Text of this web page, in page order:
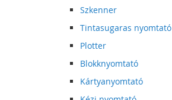
Szkenner
Tintasugaras nyomtató
Plotter
Blokknyomtató
Kártyanyomtató